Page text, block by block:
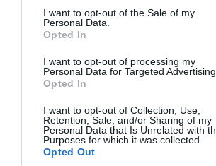
consent section.
I want to opt-out of the Sale of my
Personal Data.
Opted In
I want to opt-out of processing my
Personal Data for Targeted Advertising.
Opted In
I want to opt-out of Collection, Use,
Retention, Sale, and/or Sharing of my
Personal Data that Is Unrelated with
Purposes for which it was collected.
Opted Out
07.08.2026 | 20:02
Ο Γιάννης Αλαφούζος «τέλειωσε»
Κωνσταντίνο Ζούλα από τον ΣΚΑΪ
απομάκρυνσής του